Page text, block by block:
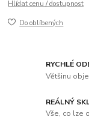
Hlídat cenu / dostupnost
Do oblíbených
RYCHLÉ
Většinu
REÁLNÝ
Vše, co lze